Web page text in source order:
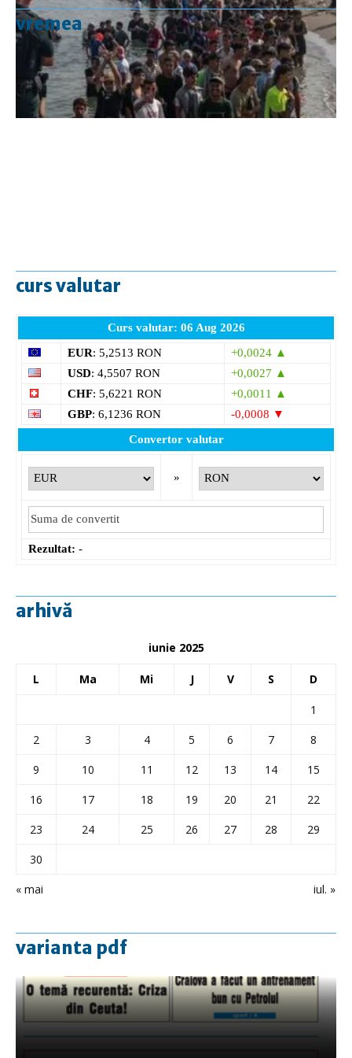
vremea
curs valutar
Curs valutar: 06 Aug 2026
EUR: 5,2513 RON
+0,0024 ▲
USD: 4,5507 RON
+0,0027 ▲
CHF: 5,6221 RON
+0,0011 ▲
GBP: 6,1236 RON
-0,0008 ▼
Convertor valutar
»
Rezultat: -
arhivă
iunie 2025
L Ma Mi J V S D
« mai iul. »
1
2
3 4 5 6 7
8
9
10 11 12 13 14
15
16
17 18 19 20 21
22
23
24 25 26 27 28
29
30
varianta pdf